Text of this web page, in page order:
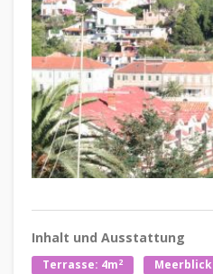
Inhalt und Ausstattung
Terrasse: 4m2 Meerblick